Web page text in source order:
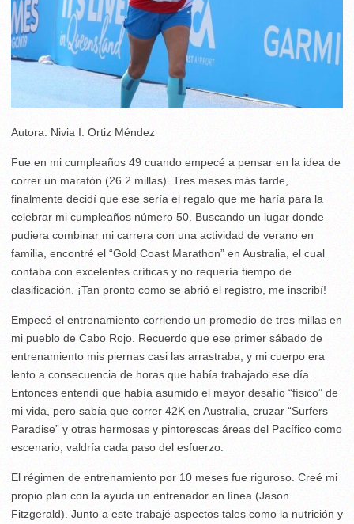
Autora: Nivia I. Ortiz Méndez
Fue en mi cumpleaños 49 cuando empecé a pensar en la idea de
correr un maratón (26.2 millas). Tres meses más tarde,
finalmente decidí que ese sería el regalo que me haría para la
celebrar mi cumpleaños número 50. Buscando un lugar donde
pudiera combinar mi carrera con una actividad de verano en
familia, encontré el “Gold Coast Marathon” en Australia, el cual
contaba con excelentes críticas y no requería tiempo de
clasificación. ¡Tan pronto como se abrió el registro, me inscribí!
Empecé el entrenamiento corriendo un promedio de tres millas en
mi pueblo de Cabo Rojo. Recuerdo que ese primer sábado de
entrenamiento mis piernas casi las arrastraba, y mi cuerpo era
lento a consecuencia de horas que había trabajado ese día.
Entonces entendí que había asumido el mayor desafío “físico” de
mi vida, pero sabía que correr 42K en Australia, cruzar “Surfers
Paradise” y otras hermosas y pintorescas áreas del Pacífico como
escenario, valdría cada paso del esfuerzo.
El régimen de entrenamiento por 10 meses fue riguroso. Creé mi
propio plan con la ayuda un entrenador en línea (Jason
Fitzgerald). Junto a este trabajé aspectos tales como la nutrición y